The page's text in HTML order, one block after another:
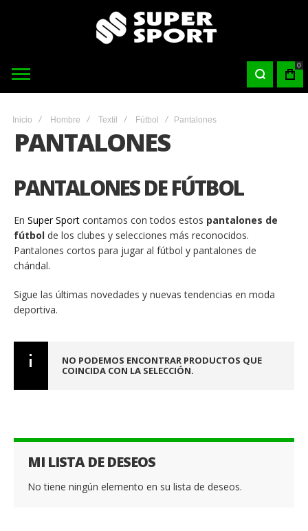
0
Inicio Hombre Textil Fútbol Pantalones
PANTALONES
PANTALONES DE FÚTBOL
En Super Sport contamos con todos estos pantalones de
fútbol de los clubes y selecciones más reconocidos.
Pantalones cortos para jugar al fútbol y pantalones de
chándal.
Sigue las últimas novedades y nuevas tendencias en moda
deportiva.
NO PODEMOS ENCONTRAR PRODUCTOS QUE
COINCIDA CON LA SELECCIÓN.
MI LISTA DE DESEOS
No tiene ningún elemento en su lista de deseos.